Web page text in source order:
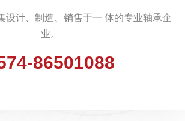
设计、制造、销售于一 体的专业轴承企
业。
86501088